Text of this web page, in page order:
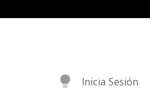
Inicia Sesión